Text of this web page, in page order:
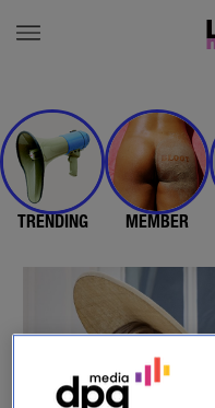
TRENDING MEMBER